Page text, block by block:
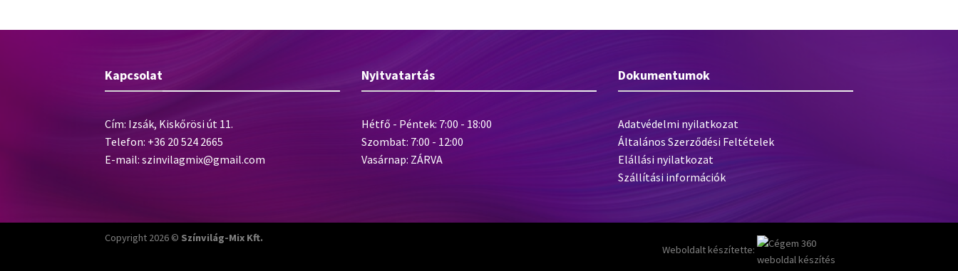
Kapcsolat
Cím: Izsák, Kiskőrösi út 11.
Telefon: +36 20 524 2665
E-mail: szinvilagmix@gmail.com
Nyitvatartás
Hétfő - Péntek: 7:00 - 18:00
Szombat: 7:00 - 12:00
Vasárnap: ZÁRVA
Dokumentumok
Adatvédelmi nyilatkozat
Általános Szerződési Feltételek
Elállási nyilatkozat
Szállítási információk
Weboldalt készítette:
Copyright 2026 © Színvilág-Mix Kft.